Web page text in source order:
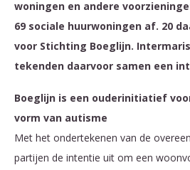
woningen en andere
69 sociale huurwoningen af. 20
voor Stichting Boeglijn.
tekenden daarvoor samen een
Boeglijn is een ouderinitiatief
vorm van autisme
Met het ondertekenen van de
partijen de intentie uit om een